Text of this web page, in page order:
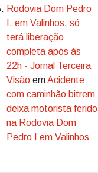
Rodovia Dom Pedro
I, em Valinhos, só
terá liberação
completa após às
22h - Jornal Terceira
Visão emAcidente
com caminhão bitrem
deixa motorista ferido
na Rodovia Dom
Pedro I em Valinhos